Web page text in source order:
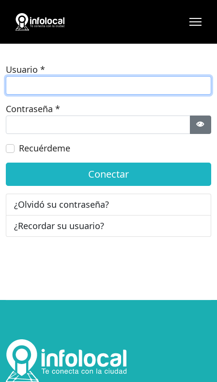
Usuario *
Contraseña *
Recuérdeme
Conectar
¿Olvidó su contraseña?
¿Recordar su usuario?